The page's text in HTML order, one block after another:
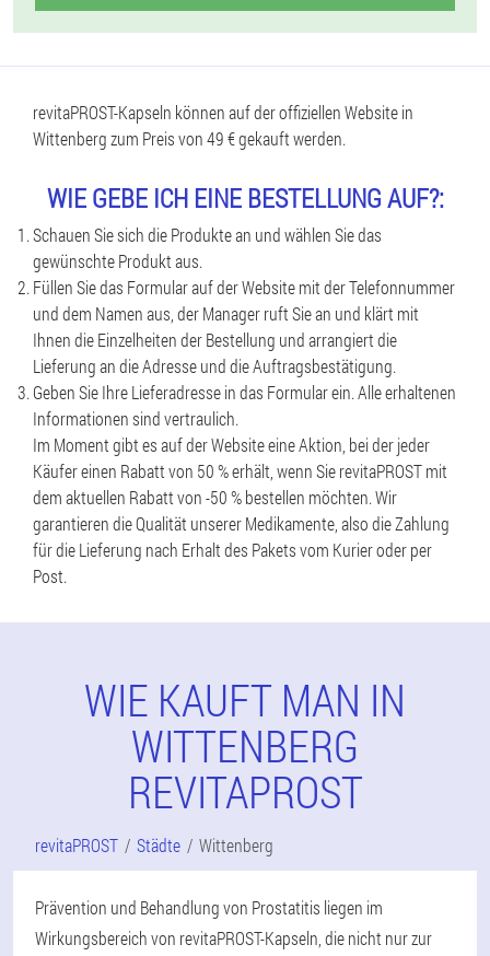
revitaPROST-Kapseln können auf der offiziellen Website in
Wittenberg zum Preis von 49 € gekauft werden.
WIE GEBE ICH EINE BESTELLUNG AUF?:
Schauen Sie sich die Produkte an und wählen Sie das
gewünschte Produkt aus.
Füllen Sie das Formular auf der Website mit der Telefonnummer
und dem Namen aus, der Manager ruft Sie an und klärt mit
Ihnen die Einzelheiten der Bestellung und arrangiert die
Lieferung an die Adresse und die Auftragsbestätigung.
Geben Sie Ihre Lieferadresse in das Formular ein. Alle erhaltenen
Informationen sind vertraulich.
Im Moment gibt es auf der Website eine Aktion, bei der jeder
Käufer einen Rabatt von 50 % erhält, wenn Sie revitaPROST mit
dem aktuellen Rabatt von -50 % bestellen möchten. Wir
garantieren die Qualität unserer Medikamente, also die Zahlung
für die Lieferung nach Erhalt des Pakets vom Kurier oder per
Post.
WIE KAUFT MAN IN
WITTENBERG
REVITAPROST
revitaPROST Städte Wittenberg
Prävention und Behandlung von Prostatitis liegen im
Wirkungsbereich von revitaPROST-Kapseln, die nicht nur zur